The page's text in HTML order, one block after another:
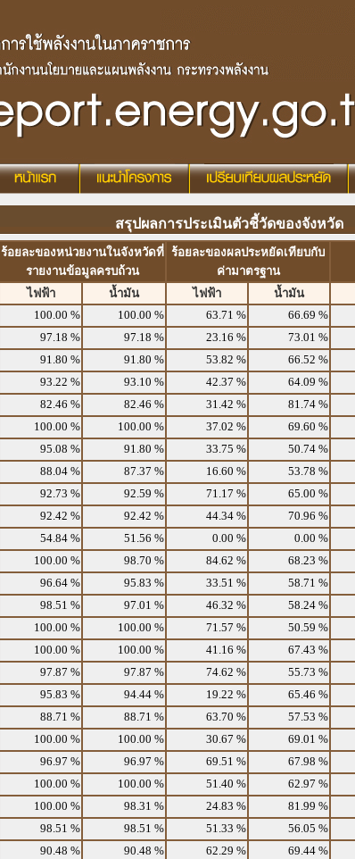
สรุปผลการประเมินตัวชี้วัดของจังหวัด
ร้อยละของหน่วยงานในจังหวัดที่
รายงานข้อมูลครบถ้วน
ร้อยละของผลประหยัดเทียบกับ
ค่ามาตรฐาน
ไฟฟ้า น้ำมัน ไฟฟ้า น้ำมัน
100.00 % 100.00 % 63.71 % 66.69 %
97.18 % 97.18 % 23.16 % 73.01 %
91.80 % 91.80 % 53.82 % 66.52 %
93.22 % 93.10 % 42.37 % 64.09 %
82.46 % 82.46 % 31.42 % 81.74 %
100.00 % 100.00 % 37.02 % 69.60 %
95.08 % 91.80 % 33.75 % 50.74 %
88.04 % 87.37 % 16.60 % 53.78 %
92.73 % 92.59 % 71.17 % 65.00 %
92.42 % 92.42 % 44.34 % 70.96 %
54.84 % 51.56 % 0.00 % 0.00 %
100.00 % 98.70 % 84.62 % 68.23 %
96.64 % 95.83 % 33.51 % 58.71 %
98.51 % 97.01 % 46.32 % 58.24 %
100.00 % 100.00 % 71.57 % 50.59 %
100.00 % 100.00 % 41.16 % 67.43 %
97.87 % 97.87 % 74.62 % 55.73 %
95.83 % 94.44 % 19.22 % 65.46 %
88.71 % 88.71 % 63.70 % 57.53 %
100.00 % 100.00 % 30.67 % 69.01 %
96.97 % 96.97 % 69.51 % 67.98 %
100.00 % 100.00 % 51.40 % 62.97 %
100.00 % 98.31 % 24.83 % 81.99 %
98.51 % 98.51 % 51.33 % 56.05 %
90.48 % 90.48 % 62.29 % 69.44 %